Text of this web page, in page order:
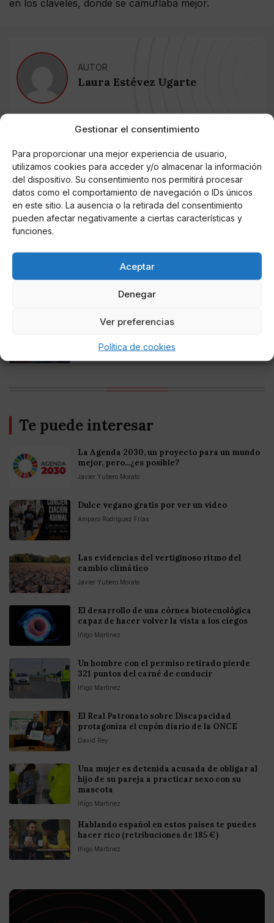
Gestionar el consentimiento
Para proporcionar una mejor experiencia de usuario,
utilizamos cookies para acceder y/o almacenar la información
del dispositivo. Su consentimiento nos permitirá procesar
datos como el comportamiento de navegación o IDs únicos
en este sitio. La ausencia o la retirada del consentimiento
pueden afectar negativamente a ciertas características y
funciones.
Aceptar
Denegar
Ver preferencias
Política de cookies
en los claveles, donde se camuflaba mejor.
AUTOR
Laura Estévez Ugarte
Noticias relacionadas
Online Casino
Mejores Cripto Casinos Online en
Colombia 2025: Bitcoin Casinos
Online Casino
Mejores Casinos Online con Bitcoin y
Online Casino
Mejores casinos online con
criptomonedas y Bitcoin en México 2025
Entretenimiento
Europea
Te puede interesar
La Agenda 2030, un proyecto para un mundo
mejor, pero...¿es posible?
Javier Yubero Morato
Dulce vegano gratis por ver un vídeo
Amparo Rodríguez Frías
Las evidencias del vertiginoso ritmo del
cambio climático
Javier Yubero Morato
El desarrollo de una córnea biotecnológica
capaz de hacer volver la vista a los ciegos
Iñigo Martinez
Un hombre con el permiso retirado pierde
321 puntos del carné de conducir
Iñigo Martinez
El Real Patronato sobre Discapacidad
protagoniza el cupón diario de la ONCE
David Rey
Una mujer es detenida acusada de obligar al
hijo de su pareja a practicar sexo con su
mascota
Iñigo Martinez
Hablando español en estos países te puedes
hacer rico (retribuciones de 185 €)
Iñigo Martinez